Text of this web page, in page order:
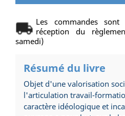
Les commandes
réception du
samedi)
Résumé du livre
Objet d'une valorisation
l'articulation travail-
caractère idéologique et